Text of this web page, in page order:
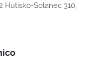
Hutisko-Solanec 310,